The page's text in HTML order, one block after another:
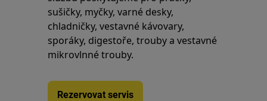
sušičky, myčky, varné desky,
chladničky, vestavné kávovary,
sporáky, digestoře, trouby a vestavné
mikrovlnné trouby.
Rezervovat servis